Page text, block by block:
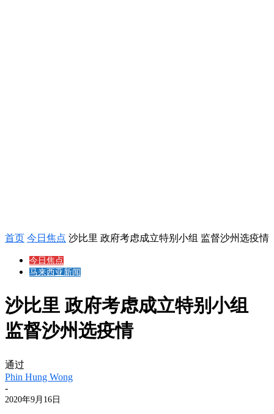
首页 今日焦点 沙比里 政府考虑成立特别小组 监督沙州选疫情
今日焦点
马来西亚新闻
沙比里 政府考虑成立特别小组
监督沙州选疫情
通过
Phin Hung Wong
-
2020年9月16日